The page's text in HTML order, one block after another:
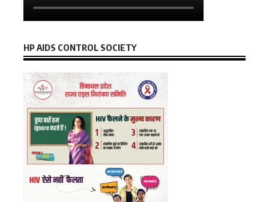
HP AIDS CONTROL SOCIETY